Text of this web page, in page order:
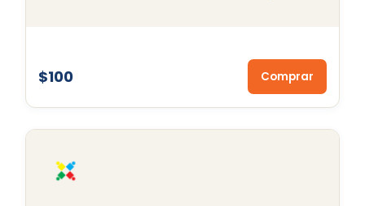
$100 Comprar